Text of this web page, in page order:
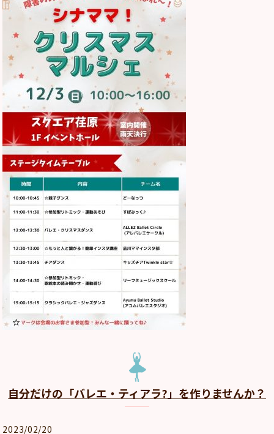
自分だけの「バレエ・ティアラ?」を作りませんか？
2023/02/20